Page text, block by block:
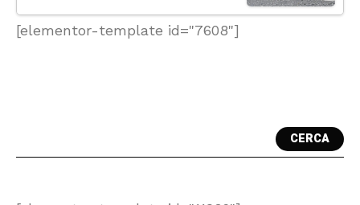
[elementor-template id="7608"]
CERCA